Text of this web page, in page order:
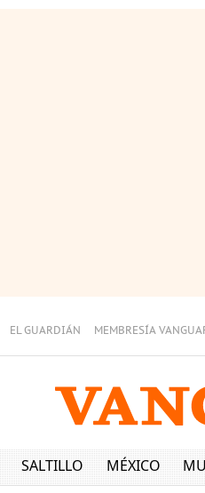
EL GUARDIÁN MEMBRESÍA
SALTILLO MÉXICO